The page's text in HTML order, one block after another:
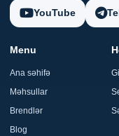
YouTube
Menu
Ana səhifə
Məhsullar
Brendlər
Blog